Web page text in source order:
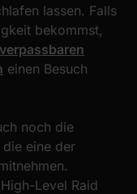
lassen. Falls
bekommst,
einen Besuch
noch die
eine der
Level Raid